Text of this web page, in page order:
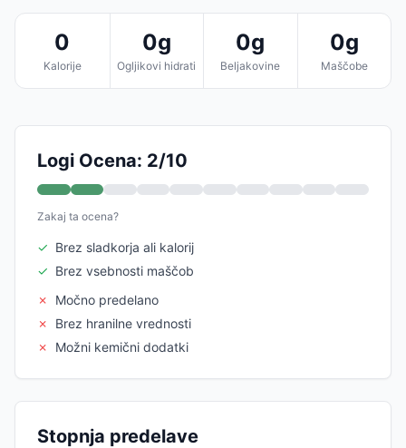
0
Kalorije
0g
Ogljikovi hidrati
0g
Beljakovine
0g
Maščobe
Logi Ocena: 2/10
Zakaj ta ocena?
✓ Brez sladkorja ali kalorij
✓ Brez vsebnosti maščob
✗
Močno predelano
✗
Brez hranilne vrednosti
✗
Možni kemični dodatki
Stopnja predelave